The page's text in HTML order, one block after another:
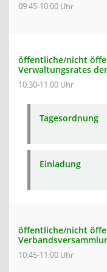
09:45-10:00 Uhr
öffentliche/nicht
Verwaltungsrates der
10:30-11:00 Uhr
Tagesordnung
Einladung
öffentliche/nicht
10:45-11:00 Uhr